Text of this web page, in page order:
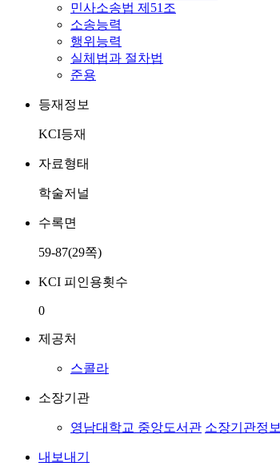
민사소송법 제51조
소송능력
행위능력
실체법과 절차법
준용
등재정보
KCI등재
자료형태
학술저널
수록면
59-87(29쪽)
KCI 피인용횟수
0
제공처
스콜라
소장기관
영남대학교 중앙도서관 소장기관정보
내보내기